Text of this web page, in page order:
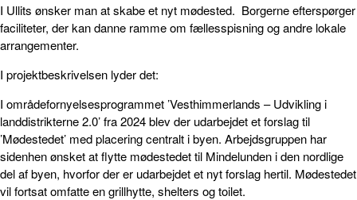
I Ullits ønsker man at skabe et nyt mødested. Borgerne efterspørger
faciliteter, der kan danne ramme om fællesspisning og andre lokale
arrangementer.
I projektbeskrivelsen lyder det:
I områdefornyelsesprogrammet ’Vesthimmerlands – Udvikling i
landdistrikterne 2.0’ fra 2024 blev der udarbejdet et forslag til
’Mødestedet’ med placering centralt i byen. Arbejdsgruppen har
sidenhen ønsket at flytte mødestedet til Mindelunden i den nordlige
del af byen, hvorfor der er udarbejdet et nyt forslag hertil. Mødestedet
vil fortsat omfatte en grillhytte, shelters og toilet.